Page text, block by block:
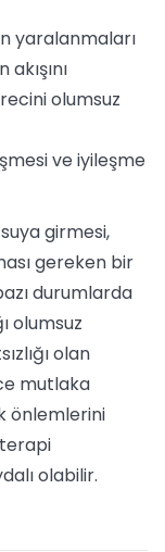
yaralanmaları
olumsuz
ve iyileşme
girmesi,
gereken bir
durumlarda
olumsuz
olan
mutlaka
önlemlerini
olabilir.